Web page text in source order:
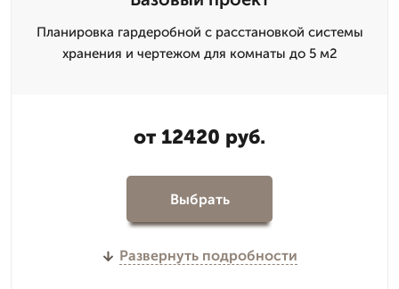
Планировка гардеробной с расстановкой системы
хранения и чертежом для комнаты до 5 м2
от 12420 руб.
Выбрать
Развернуть подробности